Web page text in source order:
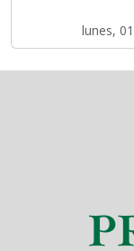
lunes,